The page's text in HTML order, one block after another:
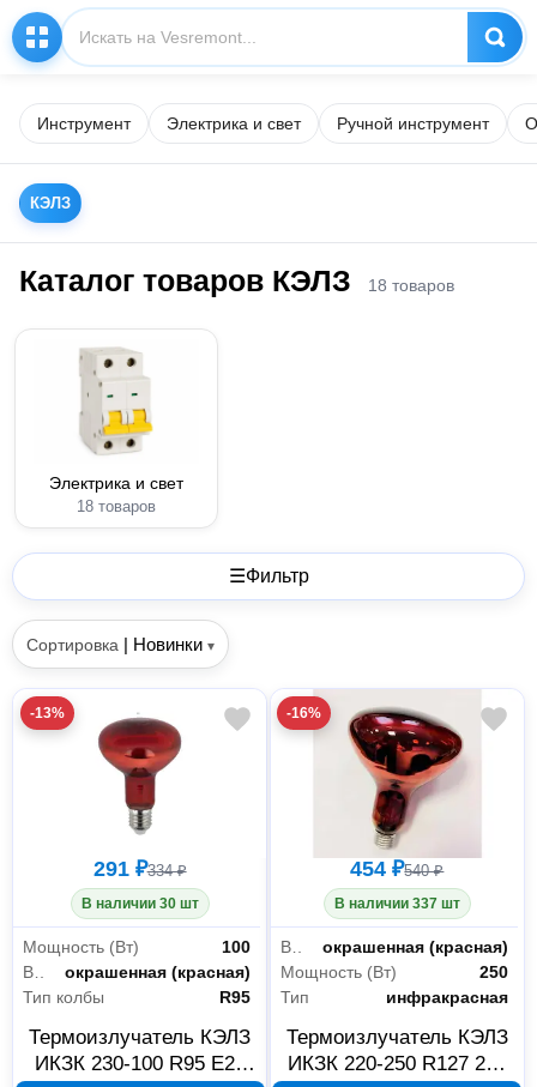
Инструмент Электрика и свет Ручной инструмент
КЭЛЗ
Каталог товаров КЭЛЗ 18 товаров
Электрика и свет
18 товаров
☰Фильтр
Сортировка | Новинки ▾
-13%
291 ₽334 ₽
В наличии 30 шт
Мощность (Вт)
100
окрашенная (красная)
Тип колбы
R95
Термоизлучатель КЭЛЗ
ИКЗК 230-100 R95 E27
-16%
454 ₽540 ₽
В наличии 337 шт
Вид
окрашенная (красная)
Мощность (Вт)
250
Тип
инфракрасная
Термоизлучатель КЭЛЗ
ИКЗК 220-250 R127 250